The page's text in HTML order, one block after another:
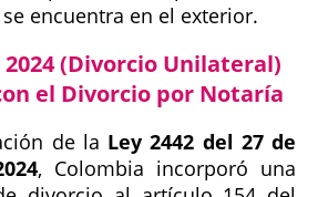
encuentra en el exterior.
2024 (Divorcio Unilateral)
el Divorcio por Notaría
de la Ley 2442 del 27 de
, Colombia incorporó una